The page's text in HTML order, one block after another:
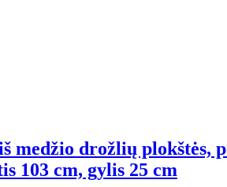
medžio drožlių plokštės,
103 cm, gylis 25 cm